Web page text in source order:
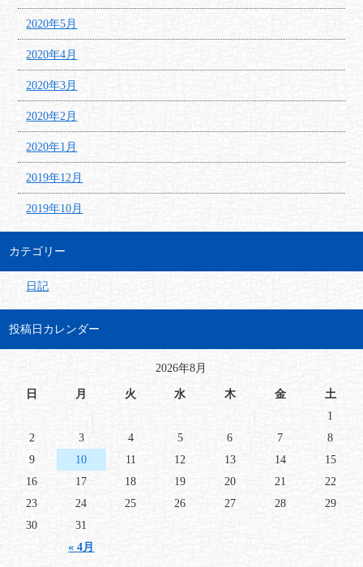
2020年5月
2020年4月
2020年3月
2020年2月
2020年1月
2019年12月
2019年10月
カテゴリー
日記
投稿日カレンダー
2026年8月
日 月 火 水 木 金 土
« 4月
1
2
3 4 5 6 7
8
9
10 11 12 13 14
15
16
17 18 19 20 21
22
23
24 25 26 27 28
29
30
31